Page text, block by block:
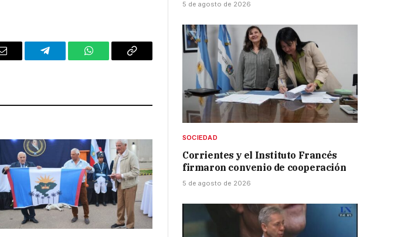
Email Telegram WhatsAppCopy
5 de agosto de 2026
SOCIEDAD
Corrientes y el Instituto Francés
firmaron convenio de cooperación
5 de agosto de 2026